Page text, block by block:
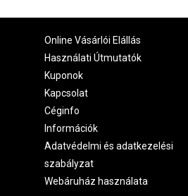
Online Vásárlói Elállás
Használati Útmutatók
Kuponok
Kapcsolat
Céginfo
Információk
Adatvédelmi és adatkezelési
szabályzat
Webáruház használata